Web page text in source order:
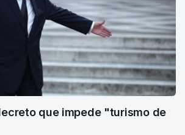
que impede "turismo de